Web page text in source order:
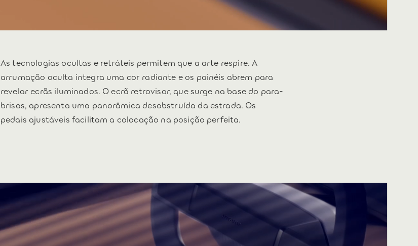
As tecnologias ocultas e retráteis permitem que a arte respire. A
arrumação oculta integra uma cor radiante e os painéis abrem para
revelar ecrãs iluminados. O ecrã retrovisor, que surge na base do para-
brisas, apresenta uma panorâmica desobstruída da estrada. Os
pedais ajustáveis facilitam a colocação na posição perfeita.